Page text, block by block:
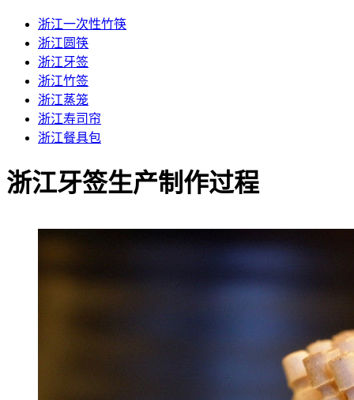
浙江一次性竹筷
浙江圆筷
浙江牙签
浙江竹签
浙江蒸笼
浙江寿司帘
浙江餐具包
浙江牙签生产制作过程